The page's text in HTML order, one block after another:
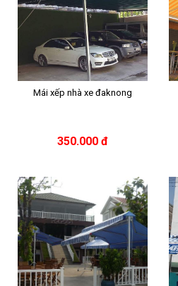
Mái xếp nhà xe đaknong
350.000 đ